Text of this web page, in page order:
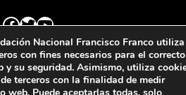
Facebook
Twitter
YouTube
los derechos reservados.
Nacional Francisco Franco utiliza
con fines necesarios para el correcto
y su seguridad. Asimismo, utiliza
terceros con la finalidad de medir